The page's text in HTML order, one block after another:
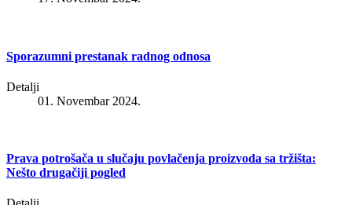
Sporazumni prestanak radnog odnosa
Detalji
01. Novembar 2024.
Prava potrošača u slučaju povlačenja proizvoda sa tržišta:
Nešto drugačiji pogled